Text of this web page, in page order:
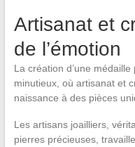
Artisanat et
de l’émotion
La création d’une
minutieux, où artisanat et
naissance à des pièces
Les artisans joailliers,
pierres précieuses,